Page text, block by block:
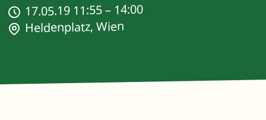
17.05.19 11:55 – 14:00
Heldenplatz, Wien